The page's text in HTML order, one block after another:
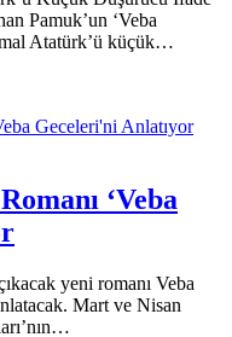
Pamuk’un ‘Veba
Atatürk’ü küçük…
‘Veba
yeni romanı Veba
Mart ve Nisan